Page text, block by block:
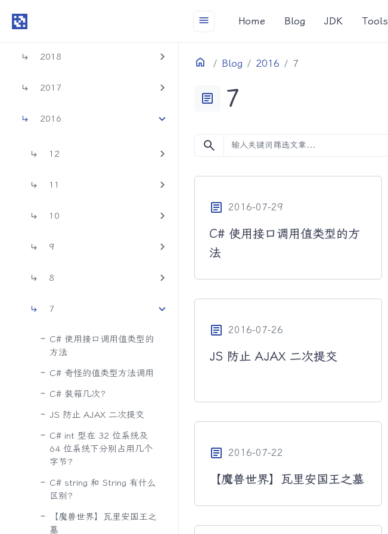
2018
2017
2016
12
11
10
9
8
7
C# 使用接口调用值类型的
方法
C# 奇怪的值类型方法调用
C# 装箱几次?
JS 防止 AJAX 二次提交
C# int 型在 32 位系统及
64 位系统下分别占用几个
字节?
C# string 和 String 有什么
区别?
【魔兽世界】瓦里安国王之
墓
menu Home Blog JDK Tools
Home Blog 2016 7
目录
article 7
search
article 2016-07-29
C# 使用接口调用值类型的方
法
article 2016-07-26
JS 防止 AJAX 二次提交
article 2016-07-22
【魔兽世界】瓦里安国王之墓